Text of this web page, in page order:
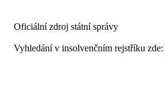
Oficiální zdroj státní správy
Vyhledání v insolvenčním rejstříku zde: